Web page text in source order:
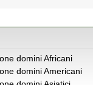
domini Africani
domini Americani